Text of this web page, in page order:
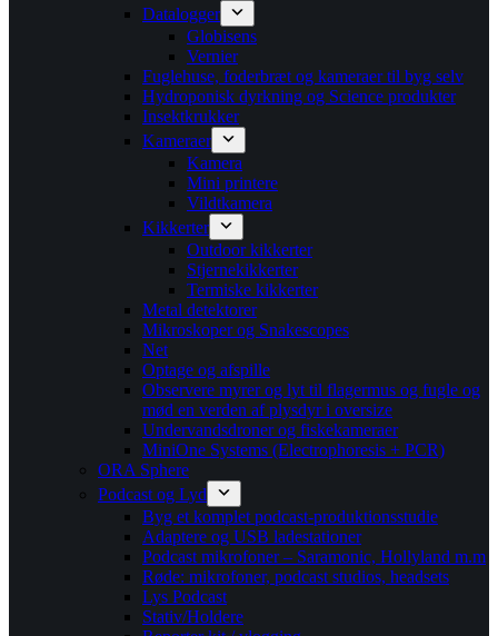
Datalogger
Globisens
Vernier
Fuglehuse, foderbræt og kameraer til byg selv
Hydroponisk dyrkning og Science produkter
Insektkrukker
Kameraer
Kamera
Mini printere
Vildtkamera
Kikkerter
Outdoor kikkerter
Stjernekikkerter
Termiske kikkerter
Metal detektorer
Mikroskoper og Snakescopes
Net
Optage og afspille
Observere myrer og lyt til flagermus og fugle og
mød en verden af plysdyr i oversize
Undervandsdroner og fiskekameraer
MiniOne Systems (Electrophoresis + PCR)
ORA Sphere
Podcast og Lyd
Byg et komplet podcast-produktionsstudie
Adaptere og USB ladestationer
Podcast mikrofoner – Saramonic, Hollyland m.m
Røde: mikrofoner, podcast studios, headsets
Lys Podcast
Stativ/Holdere